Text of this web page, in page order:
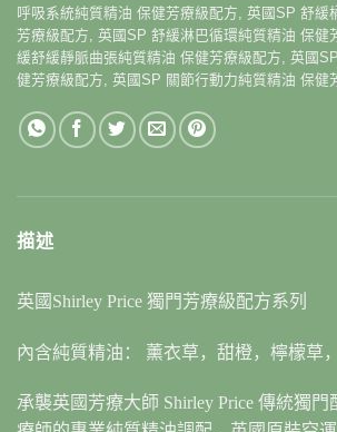
呼吸系統純質精油 保健芳療級配方 英國SP 舒緩
芳療級配方 英國SP 舒緩淋巴循環純質精油 保健
緩舒緩靜脈曲張純質精油 保健芳療級配方 英國
健芳療級配方 英國SP 關節行動力純質精油 保健
描述
英國 Shirley Price 獨門芳療級配方系列
內含純質精油： 薰衣草，甜橙，檸檬草
承襲英國芳療大師 Shirley Price 傳統獨門